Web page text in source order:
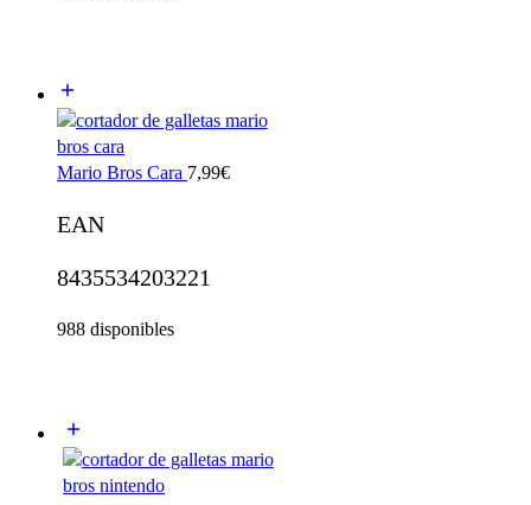
Mario Bros Cara 7,99€
EAN
8435534203221
988 disponibles